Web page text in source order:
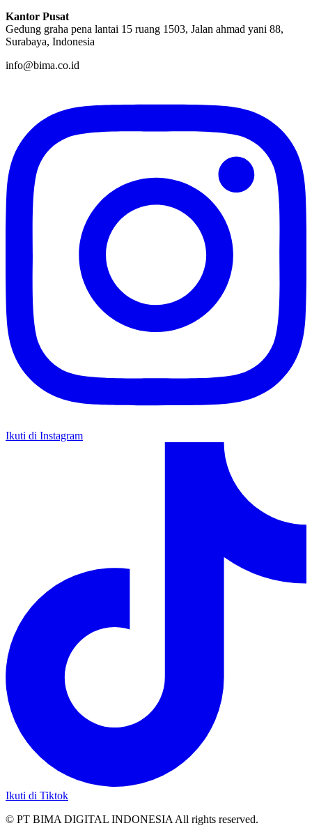
Kantor Pusat
Gedung graha pena lantai 15 ruang 1503, Jalan ahmad yani 88,
Surabaya, Indonesia
info@bima.co.id
Ikuti di Instagram
Ikuti di Tiktok
© PT BIMA DIGITAL INDONESIA All rights reserved.